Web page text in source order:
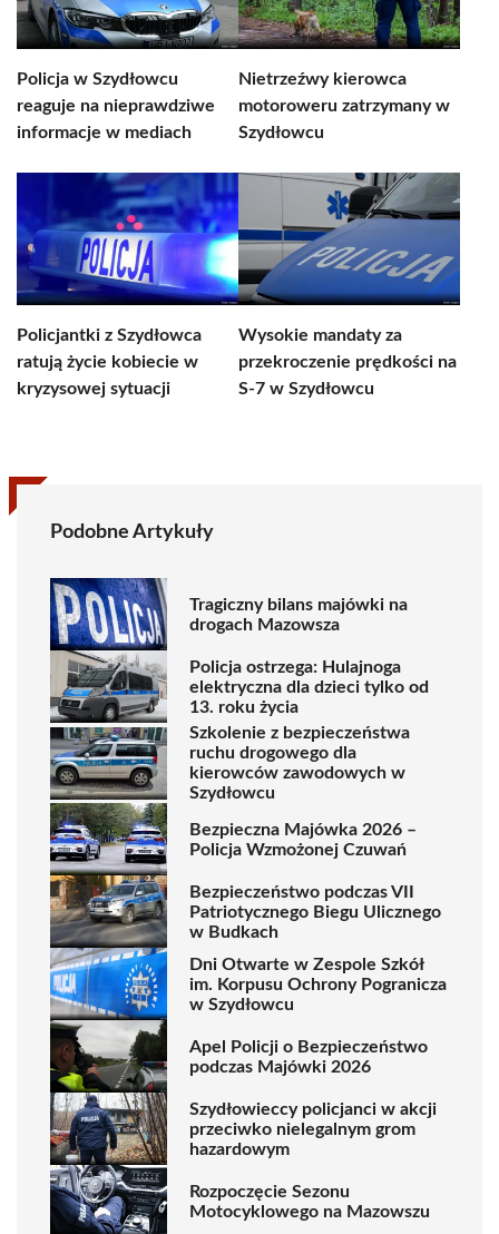
Policja w Szydłowcu
reaguje na nieprawdziwe
informacje w mediach
Nietrzeźwy kierowca
motoroweru zatrzymany w
Szydłowcu
Policjantki z Szydłowca
ratują życie kobiecie w
kryzysowej sytuacji
Wysokie mandaty za
przekroczenie prędkości na
S-7 w Szydłowcu
Podobne Artykuły
Tragiczny bilans majówki na
drogach Mazowsza
Policja ostrzega: Hulajnoga
elektryczna dla dzieci tylko od
13. roku życia
Szkolenie z bezpieczeństwa
ruchu drogowego dla
kierowców zawodowych w
Szydłowcu
Bezpieczna Majówka 2026 –
Policja Wzmożonej Czuwań
Bezpieczeństwo podczas VII
Patriotycznego Biegu Ulicznego
w Budkach
Dni Otwarte w Zespole Szkół
im. Korpusu Ochrony Pogranicza
w Szydłowcu
Apel Policji o Bezpieczeństwo
podczas Majówki 2026
Szydłowieccy policjanci w akcji
przeciwko nielegalnym grom
hazardowym
Rozpoczęcie Sezonu
Motocyklowego na Mazowszu